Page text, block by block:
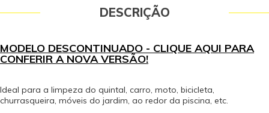
materiais utilizados, as dimensões do equipamento e seus parâmetros
operacionais. Garantia - Garantia: 12 meses (3 meses de garantia legal por
fabricação).
DESCRIÇÃO
MODELO DESCONTINUADO - CLIQUE AQUI PARA
CONFERIR A NOVA VERSÃO!
Ideal para a limpeza do quintal, carro, moto, bicicleta,
churrasqueira, móveis do jardim, ao redor da piscina, etc.